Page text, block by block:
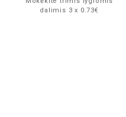
dalimis 3 x 0.73€